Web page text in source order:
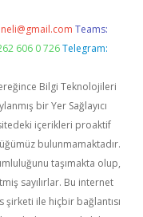
Teams:
606 0 726 Telegram:
Bilgi Teknolojileri
bir Yer Sağlayıcı
içerikleri proaktif
bulunmamaktadır.
taşımakta olup,
sayılırlar. Bu internet
şirketi ile hiçbir bağlantısı